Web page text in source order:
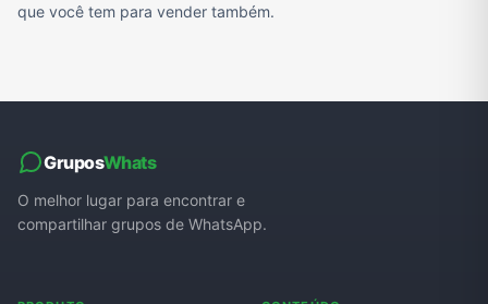
que você tem para vender também.
GruposWhats
O melhor lugar para encontrar e
compartilhar grupos de WhatsApp.